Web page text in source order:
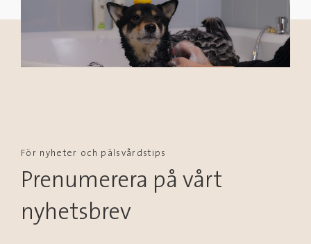
För nyheter och pälsvårdstips
Prenumerera på vårt
nyhetsbrev